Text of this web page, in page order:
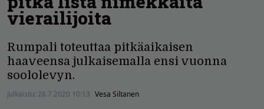
vierailijoita
Rumpali toteuttaa pitkäaikaisen
haaveensa julkaisemalla ensi vuonna
soololevyn.
Julkaistu: 28.7.2020 10:13 Vesa Siltanen